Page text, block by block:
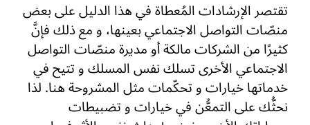
تقتصر الإرشادات المُعطاة في هذا الدليل على بعض
منصّات التواصل الاجتماعي بعينها، و مع ذلك فإنَّ
كثيرًا من الشركات مالكة أو مديرة منصّات التواصل
الاجتماعي الأخرى تسلك نفس المسلك و تتيح في
خدماتها خيارات و تحكّمات مثل المشروحة هنا. لذا
نحثُّك على التمعُّن في خيارات و تضبيطات